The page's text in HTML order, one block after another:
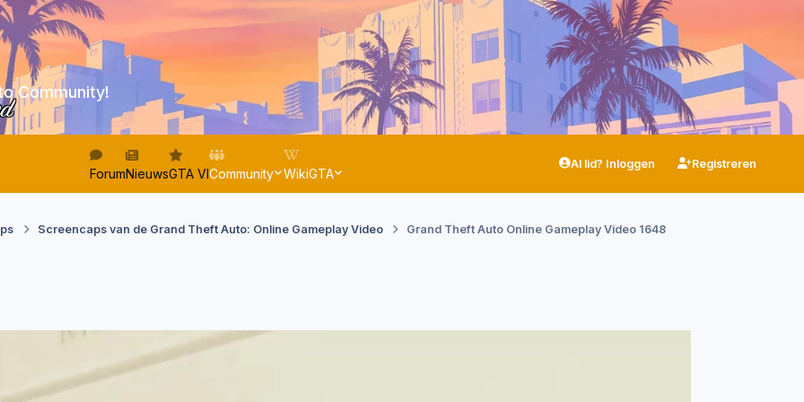
Community!
ForumNieuwsGTA VICommunity WikiGTA
Al lid? Inloggen Registreren
Screencaps van de Grand Theft Auto: Online Gameplay Video Grand Theft Auto Online Gameplay Video 1648